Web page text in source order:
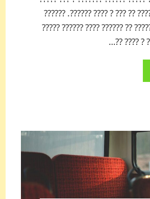
?????? ???? ??? ????? ?? ??? ?
??????? ????????????? ??
?????? ???